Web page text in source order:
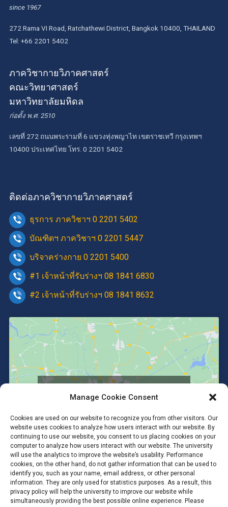
Manage Cookie Consent
Cookies are used on our website to recognize you from other visitors. Our
website uses cookies to analyze how users interact with our website. By
continuing to use our website, you consent to us placing cookies on your
computer to analyze how users interact with our website. The university
will use the analytics to improve the website’s usability. Performance
cookies, on the other hand, do not gather information that can be used to
identify you, such as your name, email address, or other personal
information. They are only used for statistics purposes. As a result, this
privacy policy will help the university to improve our website while
simultaneously providing the best possible online experience. Please
since 1967
272 Rama VI Road, Ratchathewi District, Bangkok 10400, THAILAND
Tel: +66 2201 5402
ภาควิชากายวิภาคศาสตร์
คณะวิทยาศาสตร์
มหาวิทยาลัยมหิดล
ก่อตั้ง พ.ศ. 2510
เลขที่ 272 ถนนพระรามที่ 6 แขวงทุ่งพญาไท เขตราชเทวี กรุงเทพฯ
10400 ประเทศไทย โทร. 0 2201 5402
ติดต่อภาควิชากายวิภาคศาสตร์
ธุรการ ภาควิชาฯ 0 2201 5402
บัณฑิตฯ ภาควิชาฯ 0 2201 5447
บริจาคร่างกาย 0 2201 5400
#1 เจ้าหน้าที่รับร่างฯ 08 1841 6830
#2 เจ้าหน้าที่รับร่างฯ 08 1841 8632
enable this content